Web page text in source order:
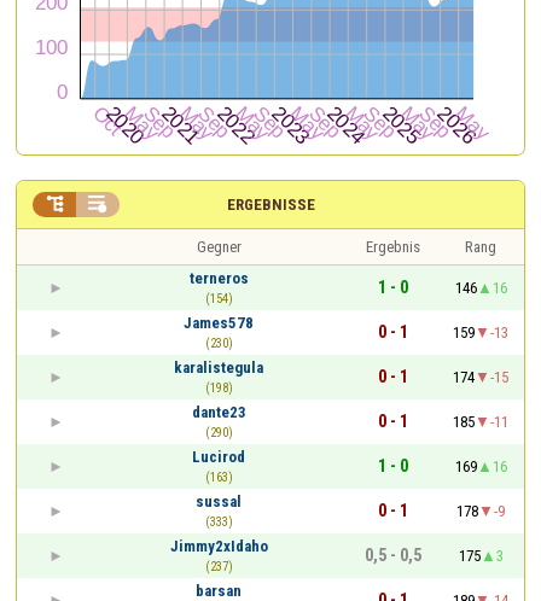
ERGEBNISSE
 
Gegner Ergebnis
Rang
terneros
(154)
1 - 0 146
16
James578
(230)
0 - 1 159
-13
karalistegula
(198)
0 - 1 174
-15
dante23
(290)
0 - 1 185
-11
Lucirod
(163)
1 - 0 169
16
sussal
(333)
0 - 1 178
-9
Jimmy2xIdaho
(237)
0,5 - 0,5 175
3
barsan